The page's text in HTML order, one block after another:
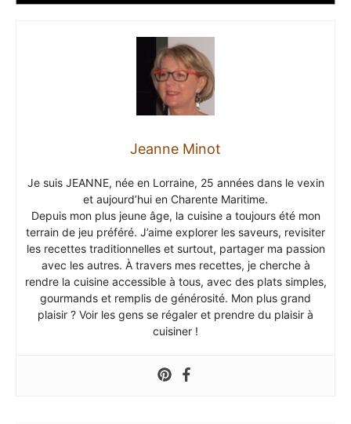
Jeanne Minot
Je suis JEANNE, née en Lorraine, 25 années dans le vexin
et aujourd’hui en Charente Maritime.
Depuis mon plus jeune âge, la cuisine a toujours été mon
terrain de jeu préféré. J’aime explorer les saveurs, revisiter
les recettes traditionnelles et surtout, partager ma passion
avec les autres. À travers mes recettes, je cherche à
rendre la cuisine accessible à tous, avec des plats simples,
gourmands et remplis de générosité. Mon plus grand
plaisir ? Voir les gens se régaler et prendre du plaisir à
cuisiner !